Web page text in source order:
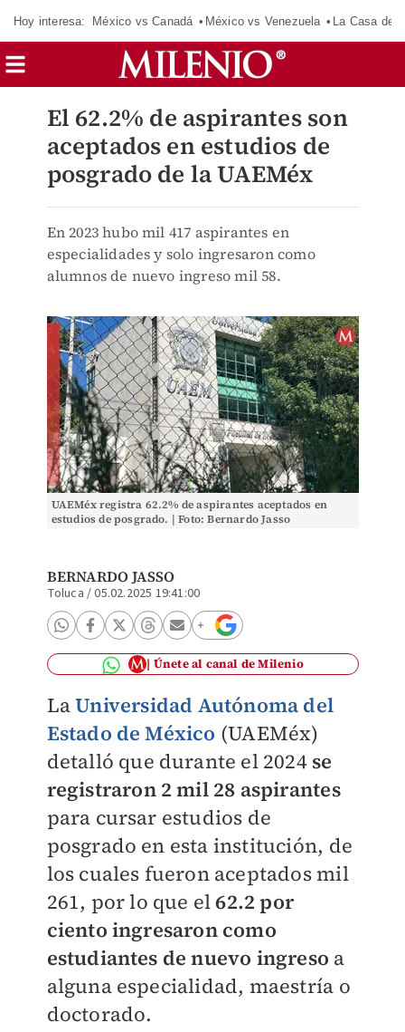
Hoy interesa: México vs Canadá México vs Venezuela La Casa de
El 62.2% de aspirantes son
aceptados en estudios de
posgrado de la UAEMéx
En 2023 hubo mil 417 aspirantes en
especialidades y solo ingresaron como
alumnos de nuevo ingreso mil 58.
UAEMéx registra 62.2% de aspirantes aceptados en
estudios de posgrado. | Foto: Bernardo Jasso
BERNARDO JASSO
Toluca /05.02.2025 19:41:00
Únete al canal de Milenio
LaUniversidad Autónoma del
Estado de México (UAEMéx)
detalló que durante el 2024 se
registraron 2 mil 28 aspirantes
para cursar estudios de
posgrado en esta institución, de
los cuales fueron aceptados mil
261, por lo que el62.2 por
ciento ingresaron como
estudiantes de nuevo ingreso a
alguna especialidad, maestría o
doctorado.